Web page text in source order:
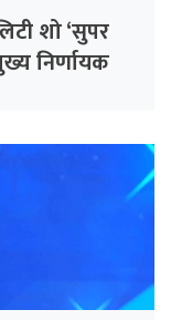
शो ‘सुपर
निर्णायक